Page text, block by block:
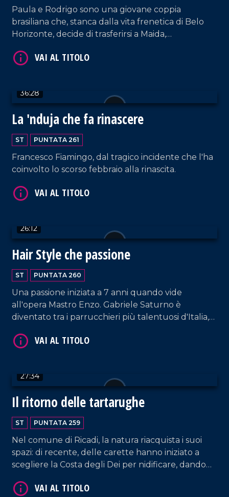
Paula e Rodrigo sono una giovane coppia
brasiliana che, stanca dalla vita frenetica di Belo
Horizonte, decide di trasferirsi a Maida,
casa. La tranquillità e l'accoglienza del posto
36:28
La 'nduja che fa rinascere
ST PUNTATA 261
Francesco Fiamingo, dal tragico incidente che l'ha
coinvolto lo scorso febbraio alla rinascita.
26:12
Hair Style che passione
ST PUNTATA 260
Una passione iniziata a 7 anni quando vide
all'opera Mastro Enzo. Gabriele Saturno è
diventato tra i parrucchieri più talentuosi d'Italia,
nazionali e trasformando così la sua passione in
27:34
Il ritorno delle tartarughe
ST PUNTATA 259
Nel comune di Ricadi, la natura riacquista i suoi
spazi: di recente, delle carette hanno iniziato a
scegliere la Costa degli Dei per nidificare, dando
marine.
VAI AL TITOLO
VAI AL TITOLO
VAI AL TITOLO